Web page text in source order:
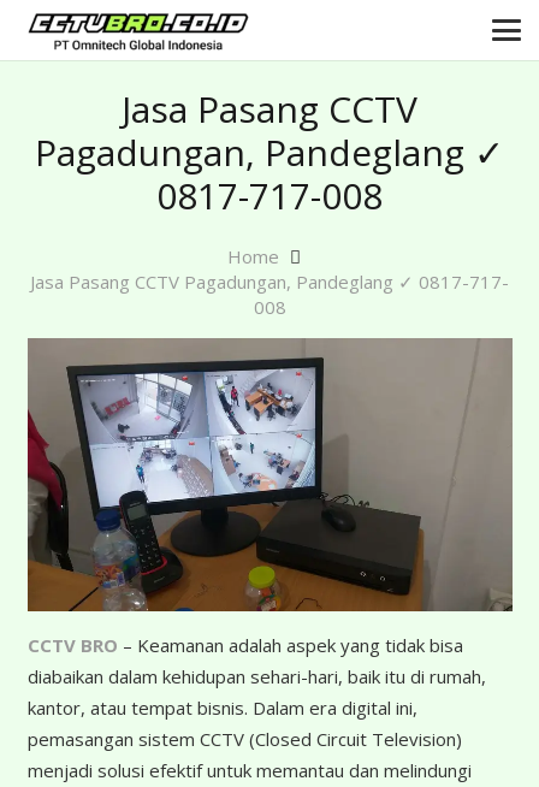
Jasa Pasang CCTV
Pagadungan, Pandeglang ✓
0817-717-008
Home
Jasa Pasang CCTV Pagadungan, Pandeglang ✓ 0817-717-
008
CCTV BRO – Keamanan adalah aspek yang tidak bisa
diabaikan dalam kehidupan sehari-hari, baik itu di rumah,
kantor, atau tempat bisnis. Dalam era digital ini,
pemasangan sistem CCTV (Closed Circuit Television)
menjadi solusi efektif untuk memantau dan melindungi